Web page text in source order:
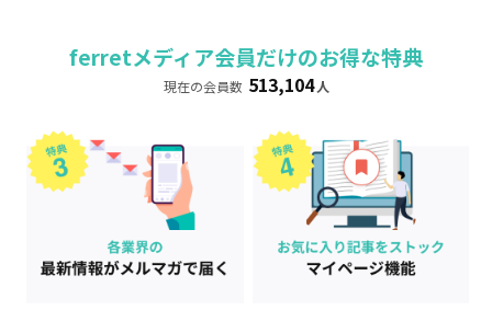
ferretメディア会員だけのお得な特典
現在の会員数 513,104 人